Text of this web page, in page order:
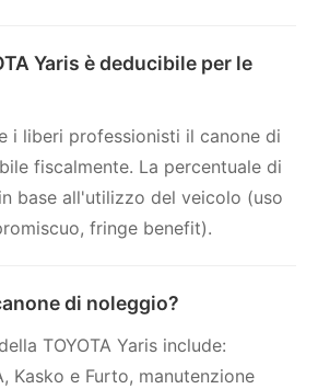
Yaris è deducibile per le
i liberi professionisti il canone di
fiscalmente. La percentuale di
base all'utilizzo del veicolo (uso
fringe benefit).
di noleggio?
TOYOTA Yaris include:
Kasko e Furto, manutenzione